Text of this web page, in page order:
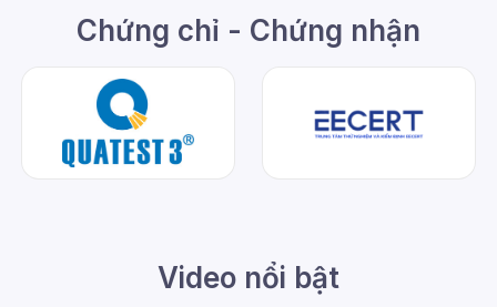
Chứng chỉ - Chứng nhận
Video nổi bật